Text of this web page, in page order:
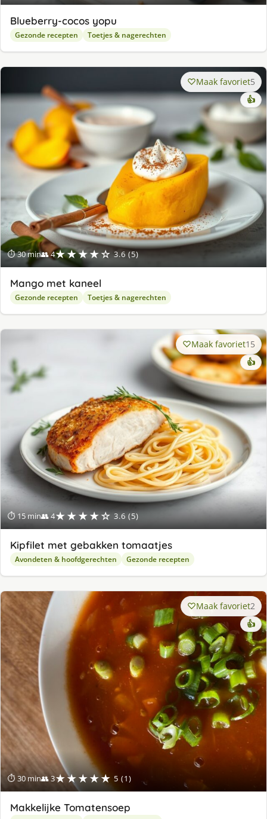
Blueberry-cocos yopu
Gezonde recepten Toetjes & nagerechten
⏱ 30 min👥 4★★★★☆ 3.6 (5)
Maak favoriet5
👍
Mango met kaneel
Gezonde recepten Toetjes & nagerechten
⏱ 15 min👥 4★★★★☆ 3.6 (5)
Maak favoriet15
👍
Kipfilet met gebakken tomaatjes
Avondeten & hoofdgerechten Gezonde recepten
⏱ 30 min👥 3★★★★★ 5 (1)
Maak favoriet2
👍
Makkelijke Tomatensoep